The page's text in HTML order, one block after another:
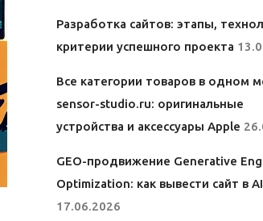
Разработка сайтов: этапы,
критерии успешного проекта
Все категории товаров в одном
sensor-studio.ru: оригинальные
устройства и аксессуары Apple
GEO-продвижение Generative
Optimization: как вывести сайт в
17.06.2026